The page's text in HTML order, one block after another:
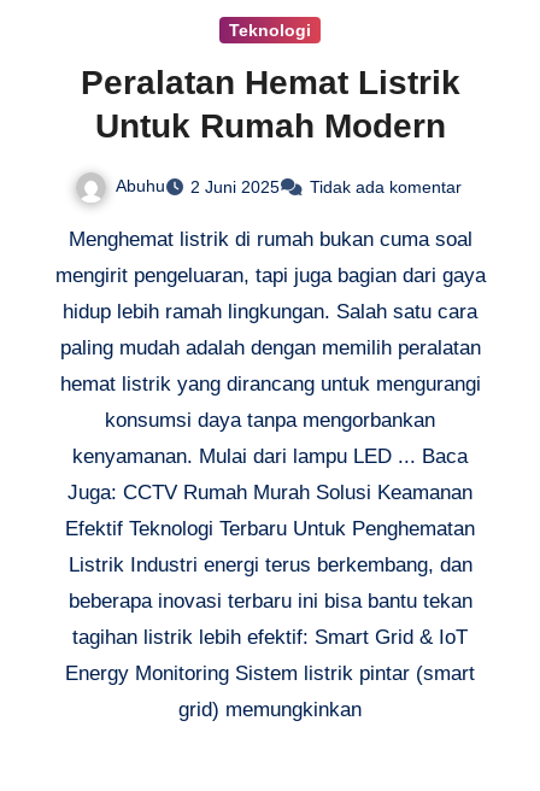
Teknologi
Peralatan Hemat Listrik
Untuk Rumah Modern
Abuhu 2 Juni 2025 Tidak ada komentar
Menghemat listrik di rumah bukan cuma soal
mengirit pengeluaran, tapi juga bagian dari gaya
hidup lebih ramah lingkungan. Salah satu cara
paling mudah adalah dengan memilih peralatan
hemat listrik yang dirancang untuk mengurangi
konsumsi daya tanpa mengorbankan
kenyamanan. Mulai dari lampu LED ... Baca
Juga: CCTV Rumah Murah Solusi Keamanan
Efektif Teknologi Terbaru Untuk Penghematan
Listrik Industri energi terus berkembang, dan
beberapa inovasi terbaru ini bisa bantu tekan
tagihan listrik lebih efektif: Smart Grid & IoT
Energy Monitoring Sistem listrik pintar (smart
grid) memungkinkan